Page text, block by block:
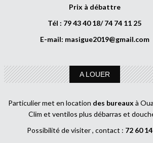
Prix à débattre
Tél : 79 43 40 18/ 74 74 11 25
E-mail: masigue2019@gmail.com
A LOUER
Particulier met en location des bureaux à
Clim et ventilos plus débarras et
Possibilité de visiter , contact : 72 60